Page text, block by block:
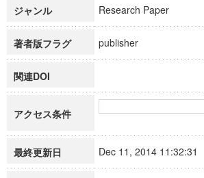
ジャンル Research Paper
著者版フラグ publisher
関連DOI
アクセス条件
最終更新日 Dec 11, 2014 11:32:31